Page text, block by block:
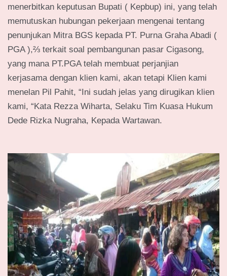
menerbitkan keputusan Bupati ( Kepbup) ini, yang telah
memutuskan hubungan pekerjaan mengenai tentang
penunjukan Mitra BGS kepada PT. Purna Graha Abadi (
PGA ),⅔ terkait soal pembangunan pasar Cigasong,
yang mana PT.PGA telah membuat perjanjian
kerjasama dengan klien kami, akan tetapi Klien kami
menelan Pil Pahit, “Ini sudah jelas yang dirugikan klien
kami, “Kata Rezza Wiharta, Selaku Tim Kuasa Hukum
Dede Rizka Nugraha, Kepada Wartawan.